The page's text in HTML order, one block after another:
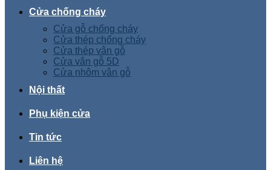
Cửa chống cháy
Cửa gỗ chống cháy
Cửa thép chống cháy
Cửa thép vân gỗ
Cửa vân gỗ 5D
Cửa nhôm vân gỗ
Nội thất
Phụ kiện cửa
Tin tức
Liên hệ